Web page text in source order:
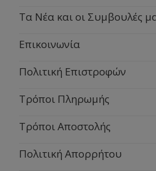
Τα Νέα και οι Συμβουλές
Επικοινωνία
Πολιτική Επιστροφών
Τρόποι Πληρωμής
Τρόποι Αποστολής
Πολιτική Απορρήτου